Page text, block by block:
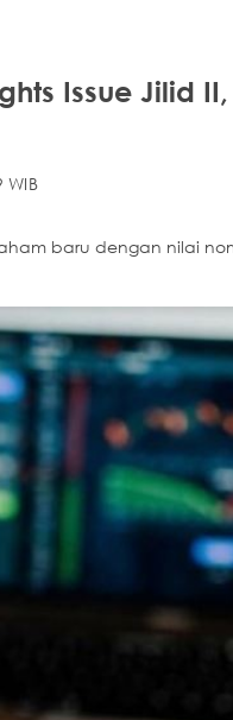
Issue Jilid
WIB
baru dengan nilai